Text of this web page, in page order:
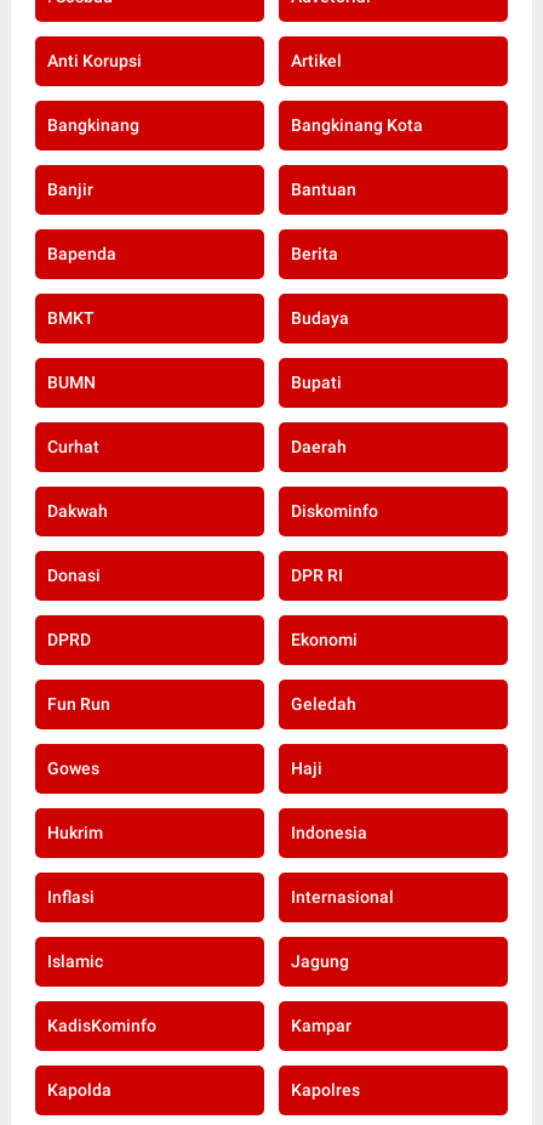
Anti Korupsi Artikel
Bangkinang Bangkinang Kota
Banjir Bantuan
Bapenda Berita
BMKT Budaya
BUMN Bupati
Curhat Daerah
Dakwah Diskominfo
Donasi DPR RI
DPRD Ekonomi
Fun Run Geledah
Gowes Haji
Hukrim Indonesia
Inflasi Internasional
Islamic Jagung
KadisKominfo Kampar
Kapolda Kapolres